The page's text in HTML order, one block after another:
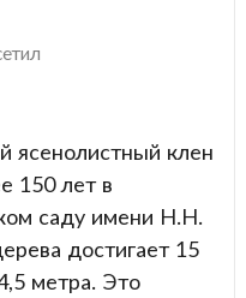
ясенолистный клен
150 лет в
саду имени Н.Н.
достигает 15
метра. Это